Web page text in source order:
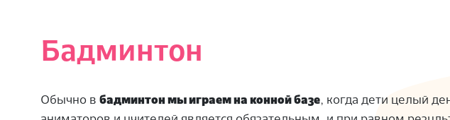
Бадминтон
Обычно в бадминтон мы играем на конной базе, когда дети целый